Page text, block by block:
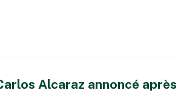
Alcaraz annoncé après